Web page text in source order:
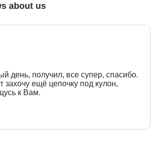
about us
день, получил, все супер, спасибо.
захочу ещё цепочку под кулон,
к Вам.